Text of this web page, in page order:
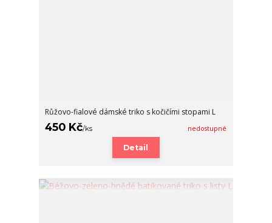
Růžovo-fialové dámské triko s kočičími stopami L
450 Kč/ks nedostupné
Detail